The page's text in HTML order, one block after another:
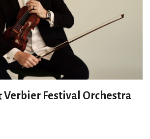
Verbier Festival Orchestra